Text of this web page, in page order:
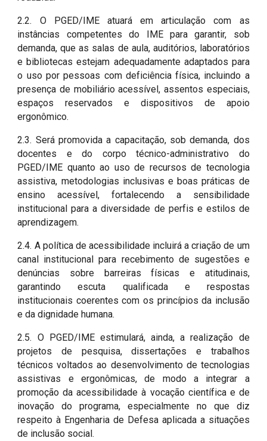
2.2. O PGED/IME atuará em articulação com as
instâncias competentes do IME para garantir, sob
demanda, que as salas de aula, auditórios, laboratórios
e bibliotecas estejam adequadamente adaptados para
o uso por pessoas com deficiência física, incluindo a
presença de mobiliário acessível, assentos especiais,
espaços reservados e dispositivos de apoio
ergonômico.
2.3. Será promovida a capacitação, sob demanda, dos
docentes e do corpo técnico-administrativo do
PGED/IME quanto ao uso de recursos de tecnologia
assistiva, metodologias inclusivas e boas práticas de
ensino acessível, fortalecendo a sensibilidade
institucional para a diversidade de perfis e estilos de
aprendizagem.
2.4. A política de acessibilidade incluirá a criação de um
canal institucional para recebimento de sugestões e
denúncias sobre barreiras físicas e atitudinais,
garantindo escuta qualificada e respostas
institucionais coerentes com os princípios da inclusão
e da dignidade humana.
2.5. O PGED/IME estimulará, ainda, a realização de
projetos de pesquisa, dissertações e trabalhos
técnicos voltados ao desenvolvimento de tecnologias
assistivas e ergonômicas, de modo a integrar a
promoção da acessibilidade à vocação científica e de
inovação do programa, especialmente no que diz
respeito à Engenharia de Defesa aplicada a situações
de inclusão social.